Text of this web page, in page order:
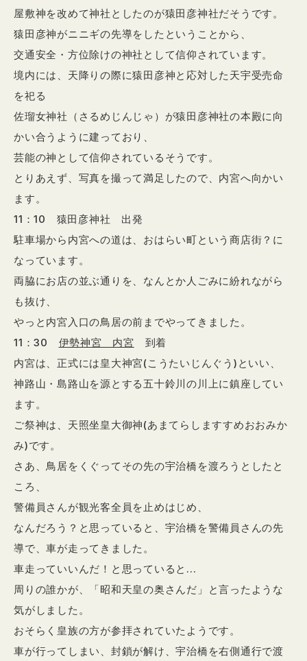
屋敷神を改めて神社としたのが猿田彦神社だそうです。
猿田彦神がニニギの先導をしたということから、
交通安全・方位除けの神社として信仰されています。
境内には、天降りの際に猿田彦神と応対した天宇受売命
を祀る
佐瑠女神社（さるめじんじゃ）が猿田彦神社の本殿に向
かい合うように建っており、
芸能の神として信仰されているそうです。
とりあえず、写真を撮って満足したので、内宮へ向かい
ます。
11：10 猿田彦神社 出発
駐車場から内宮への道は、おはらい町という商店街？に
なっています。
両脇にお店の並ぶ通りを、なんとか人ごみに紛れながら
も抜け、
やっと内宮入口の鳥居の前までやってきました。
11：30 伊勢神宮 内宮 到着
内宮は、正式には皇大神宮(こうたいじんぐう)といい、
神路山・島路山を源とする五十鈴川の川上に鎮座してい
ます。
ご祭神は、天照坐皇大御神(あまてらしますすめおおみか
み)です。
さあ、鳥居をくぐってその先の宇治橋を渡ろうとしたと
ころ、
警備員さんが観光客全員を止めはじめ、
なんだろう？と思っていると、宇治橋を警備員さんの先
導で、車が走ってきました。
車走っていいんだ！と思っていると…
周りの誰かが、「昭和天皇の奥さんだ」と言ったような
気がしました。
おそらく皇族の方が参拝されていたようです。
車が行ってしまい、封鎖が解け、宇治橋を右側通行で渡